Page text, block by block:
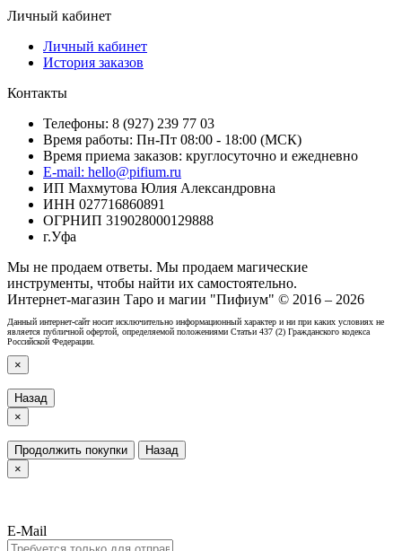
Личный кабинет
Личный кабинет
История заказов
Контакты
Телефоны: 8 (927) 239 77 03
Время работы: Пн-Пт 08:00 - 18:00 (МСК)
Время приема заказов: круглосуточно и ежедневно
E-mail: hello@pifium.ru
ИП Махмутова Юлия Александровна
ИНН 027716860891
ОГРНИП 319028000129888
г.Уфа
Мы не продаем ответы. Мы продаем магические
инструменты, чтобы найти их самостоятельно.
Интернет-магазин Таро и магии "Пифиум" © 2016 – 2026
Данный интернет-сайт носит исключительно информационный характер и ни при каких условиях не
является публичной офертой, определяемой положениями Статьи 437 (2) Гражданского кодекса
Российской Федерации.
×
Назад
×
Продолжить покупки
Назад
×
E-Mail